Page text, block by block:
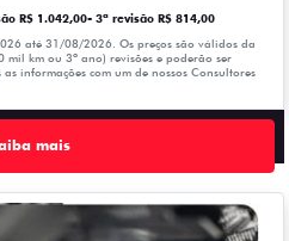
R$ 1.042,00- 3ª revisão R$ 814,00
até 31/08/2026. Os preços são válidos da
mil km ou 3º ano) revisões e poderão ser
informações com um de nossos Consultores
mais